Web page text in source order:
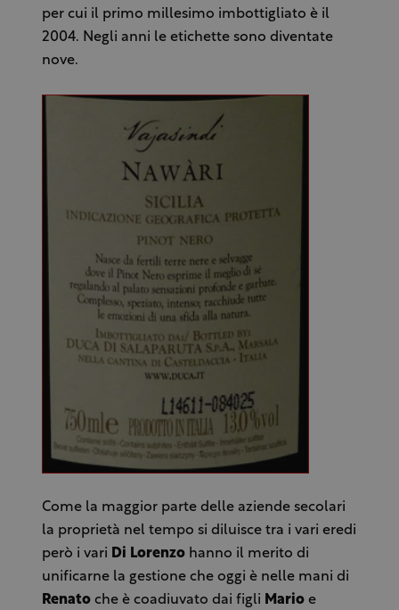
per cui il primo millesimo imbottigliato è il
2004. Negli anni le etichette sono diventate
nove.
Come la maggior parte delle aziende secolari
la proprietà nel tempo si diluisce tra i vari eredi
però i vari Di Lorenzohanno il merito di
unificarne la gestione che oggi è nelle mani di
Renatoche è coadiuvato dai figli Marioe